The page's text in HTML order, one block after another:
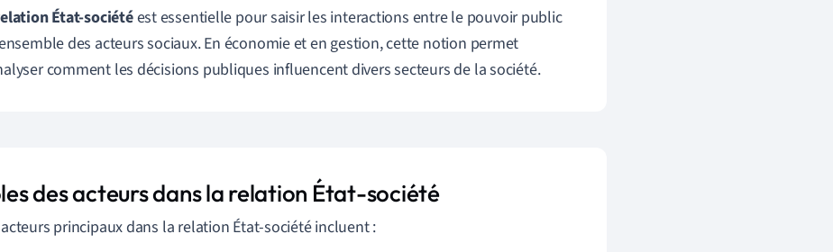
État-sociétéest essentielle pour saisir les interactions entre le pouvoir public
des acteurs sociaux. En économie et en gestion, cette notion permet
comment les décisions publiques influencent divers secteurs de la société.
des acteurs dans la relation État-société
principaux dans la relation État-société incluent :